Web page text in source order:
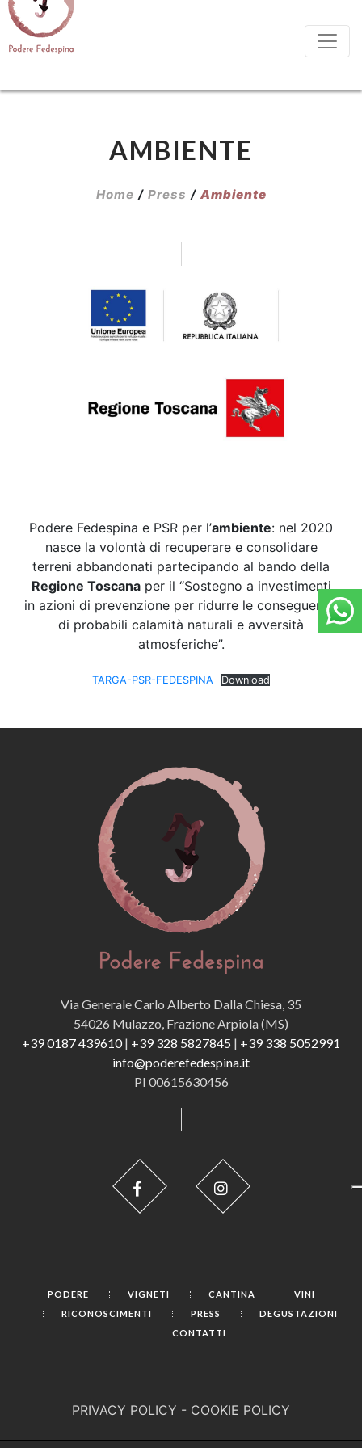
AMBIENTE
Home / Press / Ambiente
Podere Fedespina e PSR per l’ambiente: nel 2020
nasce la volontà di recuperare e consolidare
terreni abbandonati partecipando al bando della
Regione Toscanaper il “Sostegno a investimenti
in azioni di prevenzione per ridurre le conseguenze
di probabili calamità naturali e avversità
atmosferiche”.
TARGA-PSR-FEDESPINA Download
Via Generale Carlo Alberto Dalla Chiesa, 35
54026 Mulazzo, Frazione Arpiola (MS)
+39 0187 439610| +39 328 5827845 | +39 338 5052991
info@poderefedespina.it
PI 00615630456
PODERE VIGNETI CANTINA
VINI
RICONOSCIMENTI
PRESS
DEGUSTAZIONI
CONTATTI
PRIVACY POLICY - COOKIE POLICY